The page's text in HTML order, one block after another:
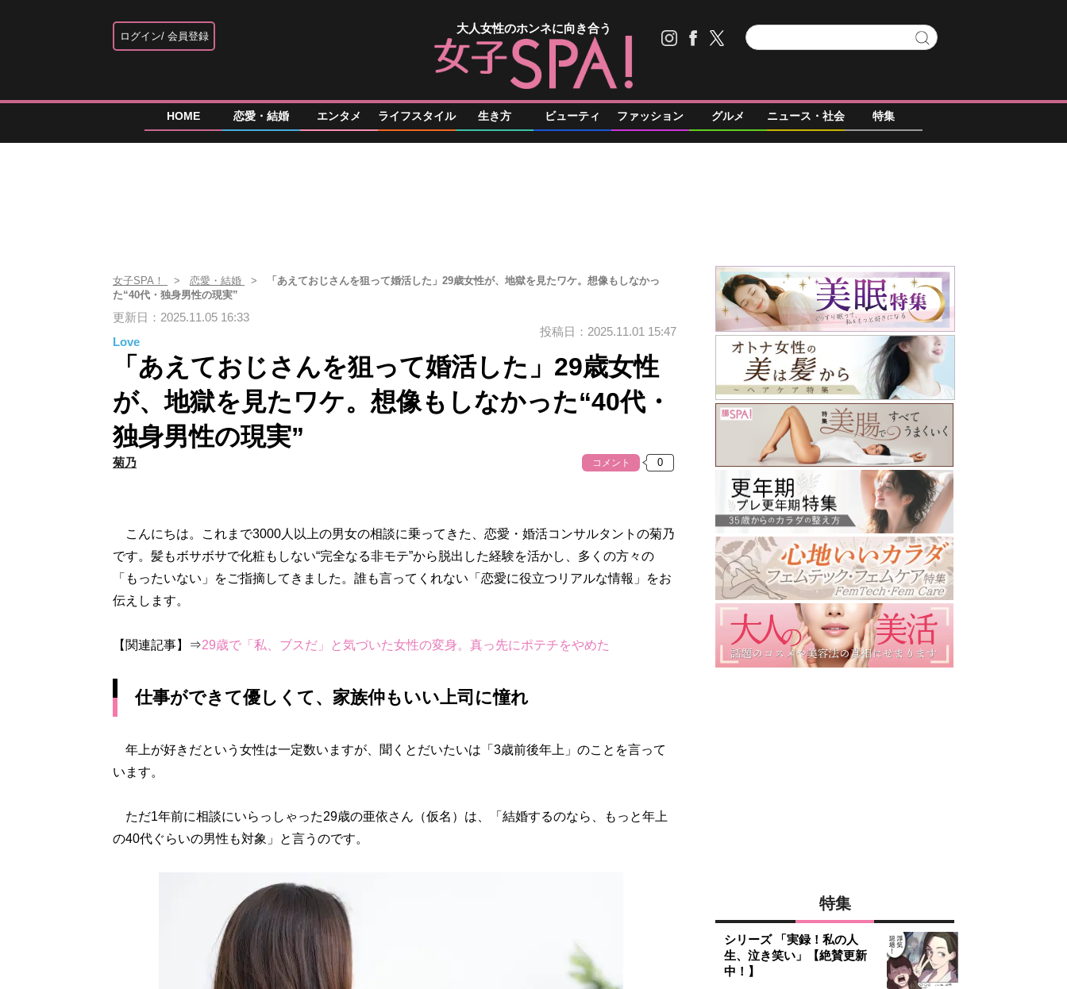
ログイン 会員登録
大人女性のホンネに向き合う
HOME 恋愛・結婚 エンタメ ライフスタイル 生き方 ビューティ ファッション グルメ ニュース・社会 特集
女子SPA！ 恋愛・結婚
「あえておじさんを狙って婚活した」29歳女性が、地獄を見たワケ。想像もしなかっ
た“40代・独身男性の現実”
更新日：2025.11.05 16:33
Love
投稿日：2025.11.01 15:47
「あえておじさんを狙って婚活した」29歳女性
が、地獄を見たワケ。想像もしなかった“40代・
独身男性の現実”
菊乃 コメント
こんにちは。これまで3000人以上の男女の相談に乗ってきた、恋愛・婚活コンサルタントの菊乃
です。髪もボサボサで化粧もしない“完全なる非モテ”から脱出した経験を活かし、多くの方々の
「もったいない」をご指摘してきました。誰も言ってくれない「恋愛に役立つリアルな情報」をお
伝えします。
【関連記事】⇒29歳で「私、ブスだ」と気づいた女性の変身。真っ先にポテチをやめた
仕事ができて優しくて、家族仲もいい上司に憧れ
年上が好きだという女性は一定数いますが、聞くとだいたいは「3歳前後年上」のことを言って
います。
ただ1年前に相談にいらっしゃった29歳の亜依さん（仮名）は、「結婚するのなら、もっと年上
の40代ぐらいの男性も対象」と言うのです。
特集
シリーズ 「実録！私の人
生、泣き笑い」【絶賛更新
中！】